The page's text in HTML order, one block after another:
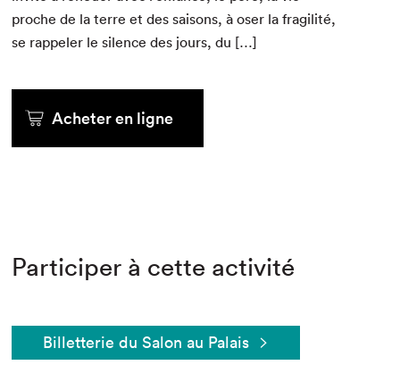
proche de la terre et des saisons, à oser la fragilité,
se rap­pel­er le silence des jours, du […]
Acheter en ligne
Participer à cette activité
Billetterie du Salon au Palais